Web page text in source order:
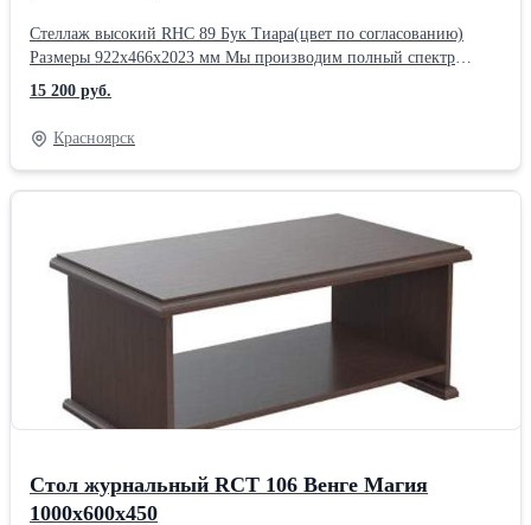
Стеллаж высокий RHC 89 Бук Тиара(цвет по согласованию)
Размеры 922х466х2023 мм Мы производим полный спектр
товаров для офисов. Мебель для кабинетов руководителей,
мебель для персонала, стойки ресепшен, столы для переговоров,
решения для зонирования помещений, мебель для call- центров,
мягкую мебель, демонстрационные доски с маркерными или
грифельными покрытиями, а также являемся поставщиками
Индивидуальное изготовление мебели по вашим пожеланиям и
размерам. С нами все понятно. * Заявка * Уточнение и
согласование ТЗ * Ценовое предложение * Подписание
контракта * Согласование производственной документации *
Оплата * Производство * ПоставкаПроизводитель: Собственное
производство
15 200 руб.
Красноярск
Стол журнальный RCT 106 Венге Магия
1000х600х450